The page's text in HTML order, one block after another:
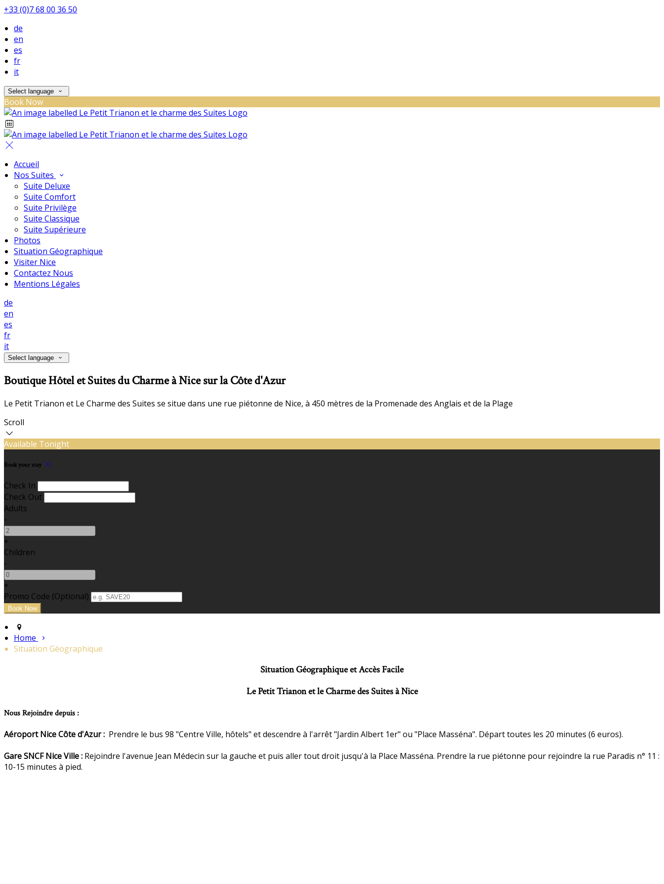
+33 (0)7 68 00 36 50
de
en
es
fr
it
Select language
Book Now
Accueil
Nos Suites
Suite Deluxe
Suite Comfort
Suite Privilège
Suite Classique
Suite Supérieure
Photos
Situation Géographique
Visiter Nice
Contactez Nous
Mentions Légales
de
en
es
fr
it
Select language
Boutique Hôtel et Suites du Charme à Nice sur la Côte d'Azur
Le Petit Trianon et Le Charme des Suites se situe dans une rue piétonne de Nice, à 450 mètres de la Promenade des Anglais et de la Plage
Scroll
Available Tonight
Book your stay
Check In
Check Out
Adults
-
+
Children
-
+
Promo Code (Optional)
Home
Situation Géographique
Situation Géographique et Accès Facile
Le Petit Trianon et le Charme des Suites à Nice
Nous Rejoindre depuis :
Aéroport Nice Côte d'Azur : Prendre le bus 98 "Centre Ville, hôtels" et descendre à l'arrêt "Jardin Albert 1er" ou "Place Masséna". Départ toutes les 20 minutes (6 euros).
Gare SNCF Nice Ville : Rejoindre l'avenue Jean Médecin sur la gauche et puis aller tout droit jusqu'à la Place Masséna. Prendre la rue piétonne pour rejoindre la rue Paradis n° 11 :
10-15 minutes à pied.